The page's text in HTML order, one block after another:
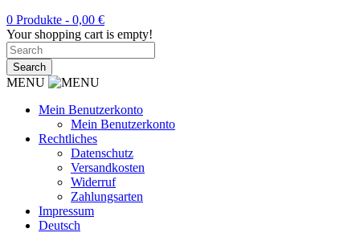
0 Produkte - 0,00 €
Your shopping cart is empty!
MENU
Mein Benutzerkonto
Mein Benutzerkonto
Rechtliches
Datenschutz
Versandkosten
Widerruf
Zahlungsarten
Impressum
Deutsch